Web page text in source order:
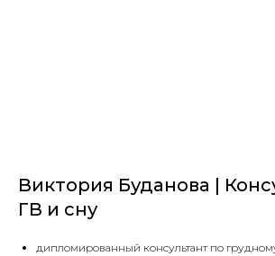
Виктория Буданова |
ГВ и сну
дипломированный консультант по